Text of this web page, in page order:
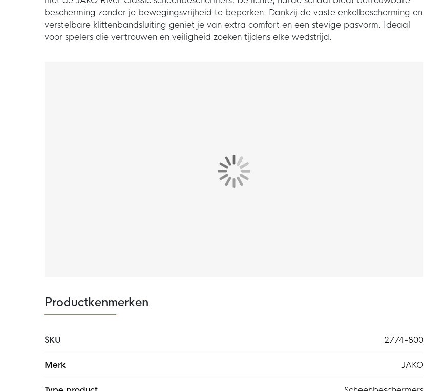
bescherming zonder je bewegingsvrijheid te beperken. Dankzij de vaste enkelbescherming en
verstelbare klittenbandsluiting geniet je van extra comfort en een stevige pasvorm. Ideaal
voor spelers die vertrouwen en veiligheid zoeken tijdens elke wedstrijd.
Productkenmerken
SKU
2774-800
informatie
Merk JAKO